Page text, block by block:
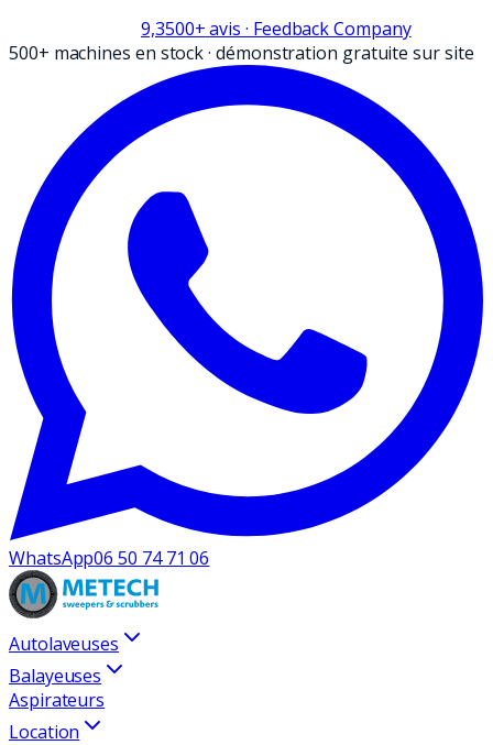
9,3500+avis · Feedback Company
500+ machines en stock·démonstration gratuite sur site
WhatsApp06 50 74 71 06
Autolaveuses
Balayeuses
Aspirateurs
Location